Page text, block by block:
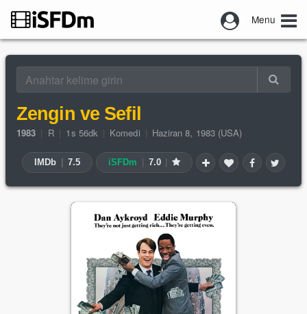
Menu
Zengin ve Sefil
1983 R 1s 56dk Komedi Haziran 8, 1983 (USA)
IMDb 7.5 iSFDm 7.0